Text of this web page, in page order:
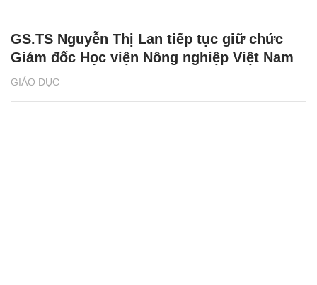
GIÁO DỤC
GS.TS Nguyễn Thị Lan tiếp tục giữ chức
Giám đốc Học viện Nông nghiệp Việt Nam